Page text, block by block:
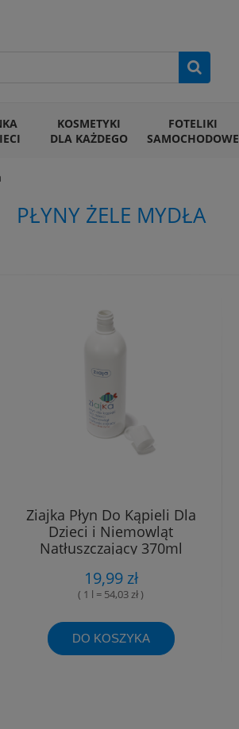
KOSMETYKI
DLA KAŻDEGO
FOTELIKI
SAMOCHODOWE
PŁYNY ŻELE MYDŁA
Ziajka Płyn Do Kąpieli Dla
Dzieci i Niemowląt
Natłuszczający 370ml
19,99 zł
( 1 l = 54,03 zł )
DO KOSZYKA